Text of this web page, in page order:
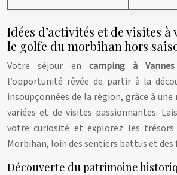
Idées d’activités et de visites à
le golfe du morbihan hors
Votre séjour en camping à Vannes
l’opportunité rêvée de partir à la
insoupçonnées de la région, grâce à
variées et de visites passionnantes.
votre curiosité et explorez les trésors
Morbihan, loin des sentiers battus et des
Découverte du patrimoine